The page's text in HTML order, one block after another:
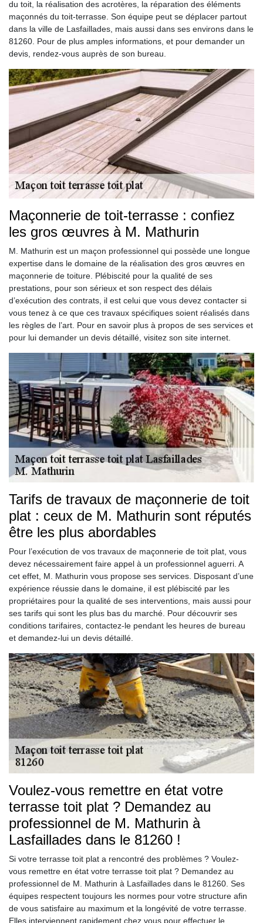
du toit, la réalisation des acrotères, la réparation des éléments
maçonnés du toit-terrasse. Son équipe peut se déplacer partout
dans la ville de Lasfaillades, mais aussi dans ses environs dans le
81260. Pour de plus amples informations, et pour demander un
devis, rendez-vous auprès de son bureau.
Maçonnerie de toit-terrasse : confiez
les gros œuvres à M. Mathurin
M. Mathurin est un maçon professionnel qui possède une longue
expertise dans le domaine de la réalisation des gros œuvres en
maçonnerie de toiture. Plébiscité pour la qualité de ses
prestations, pour son sérieux et son respect des délais
d’exécution des contrats, il est celui que vous devez contacter si
vous tenez à ce que ces travaux spécifiques soient réalisés dans
les règles de l’art. Pour en savoir plus à propos de ses services et
pour lui demander un devis détaillé, visitez son site internet.
Tarifs de travaux de maçonnerie de toit
plat : ceux de M. Mathurin sont réputés
être les plus abordables
Pour l’exécution de vos travaux de maçonnerie de toit plat, vous
devez nécessairement faire appel à un professionnel aguerri. A
cet effet, M. Mathurin vous propose ses services. Disposant d’une
expérience réussie dans le domaine, il est plébiscité par les
propriétaires pour la qualité de ses interventions, mais aussi pour
ses tarifs qui sont les plus bas du marché. Pour découvrir ses
conditions tarifaires, contactez-le pendant les heures de bureau
et demandez-lui un devis détaillé.
Voulez-vous remettre en état votre
terrasse toit plat ? Demandez au
professionnel de M. Mathurin à
Lasfaillades dans le 81260 !
Si votre terrasse toit plat a rencontré des problèmes ? Voulez-
vous remettre en état votre terrasse toit plat ? Demandez au
professionnel de M. Mathurin à Lasfaillades dans le 81260. Ses
équipes respectent toujours les normes pour votre structure afin
de vous satisfaire au maximum et la longévité de votre terrasse.
Elles interviennent rapidement chez vous pour effectuer le